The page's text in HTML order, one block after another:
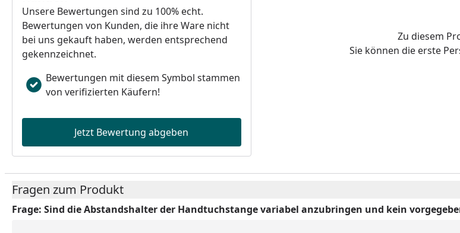
Unsere Bewertungen sind zu 100% echt.
Bewertungen von Kunden, die ihre Ware nicht
bei uns gekauft haben, werden entsprechend
gekennzeichnet.
Bewertungen mit diesem Symbol stammen
von verifizierten Käufern!
Jetzt Bewertung abgeben
Zu diesem
Sie können die erste
Fragen zum Produkt
Frage: Sind die Abstandshalter der Handtuchstange variabel anzubringen und kein